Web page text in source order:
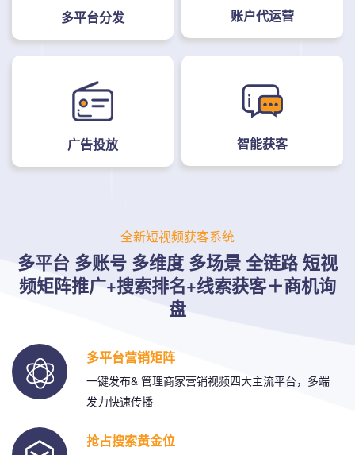
多平台分发 账户代运营
广告投放 智能获客
全新短视频获客系统
多平台 多账号 多维度 多场景 全链路短视
频矩阵推广+搜索排名+线索获客＋商机询
盘
多平台营销矩阵
一键发布& 管理商家营销视频四大主流平台，多端
发力快速传播
抢占搜索黄金位